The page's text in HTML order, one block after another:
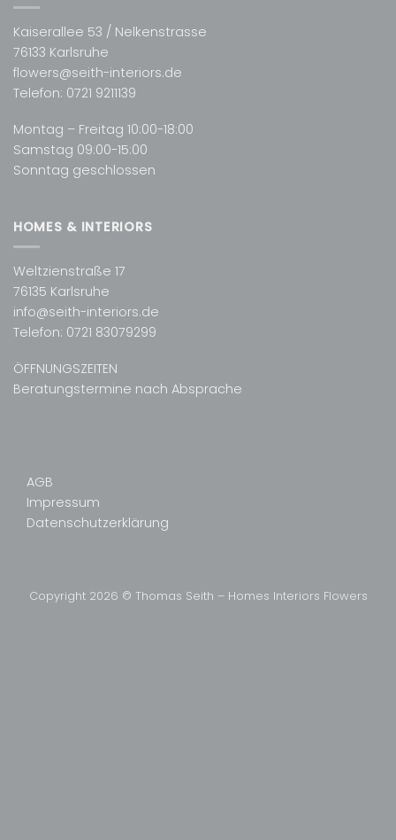
Kaiserallee 53 / Nelkenstrasse
76133 Karlsruhe
flowers@seith-interiors.de
Telefon: 0721 9211139
Montag – Freitag 10:00-18:00
Samstag 09:00-15:00
Sonntag geschlossen
HOMES & INTERIORS
Weltzienstraße 17
76135 Karlsruhe
info@seith-interiors.de
Telefon: 0721 83079299
ÖFFNUNGSZEITEN
Beratungstermine nach Absprache
AGB
Impressum
Datenschutzerklärung
Copyright 2026 © Thomas Seith – Homes Interiors Flowers